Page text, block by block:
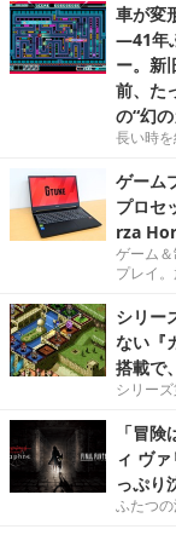
車が変
―41年
ー。新
前、た
の“幻
長い時
ゲーム
プロセ
rza
ゲーム
プレイ
シリー
ない『
搭載で
シリー
「冒
ィ ヴ
っぷり
ふたつの